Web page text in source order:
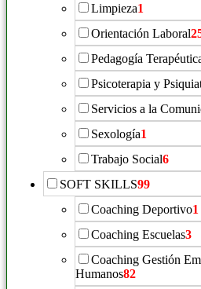
Limpieza1
Orientación Laboral
Pedagogía
Psicoterapia y
Servicios a la
Sexología1
Trabajo Social6
SOFT SKILLS99
Coaching Deportivo1
Coaching Escuelas3
Coaching Gestión
Humanos82